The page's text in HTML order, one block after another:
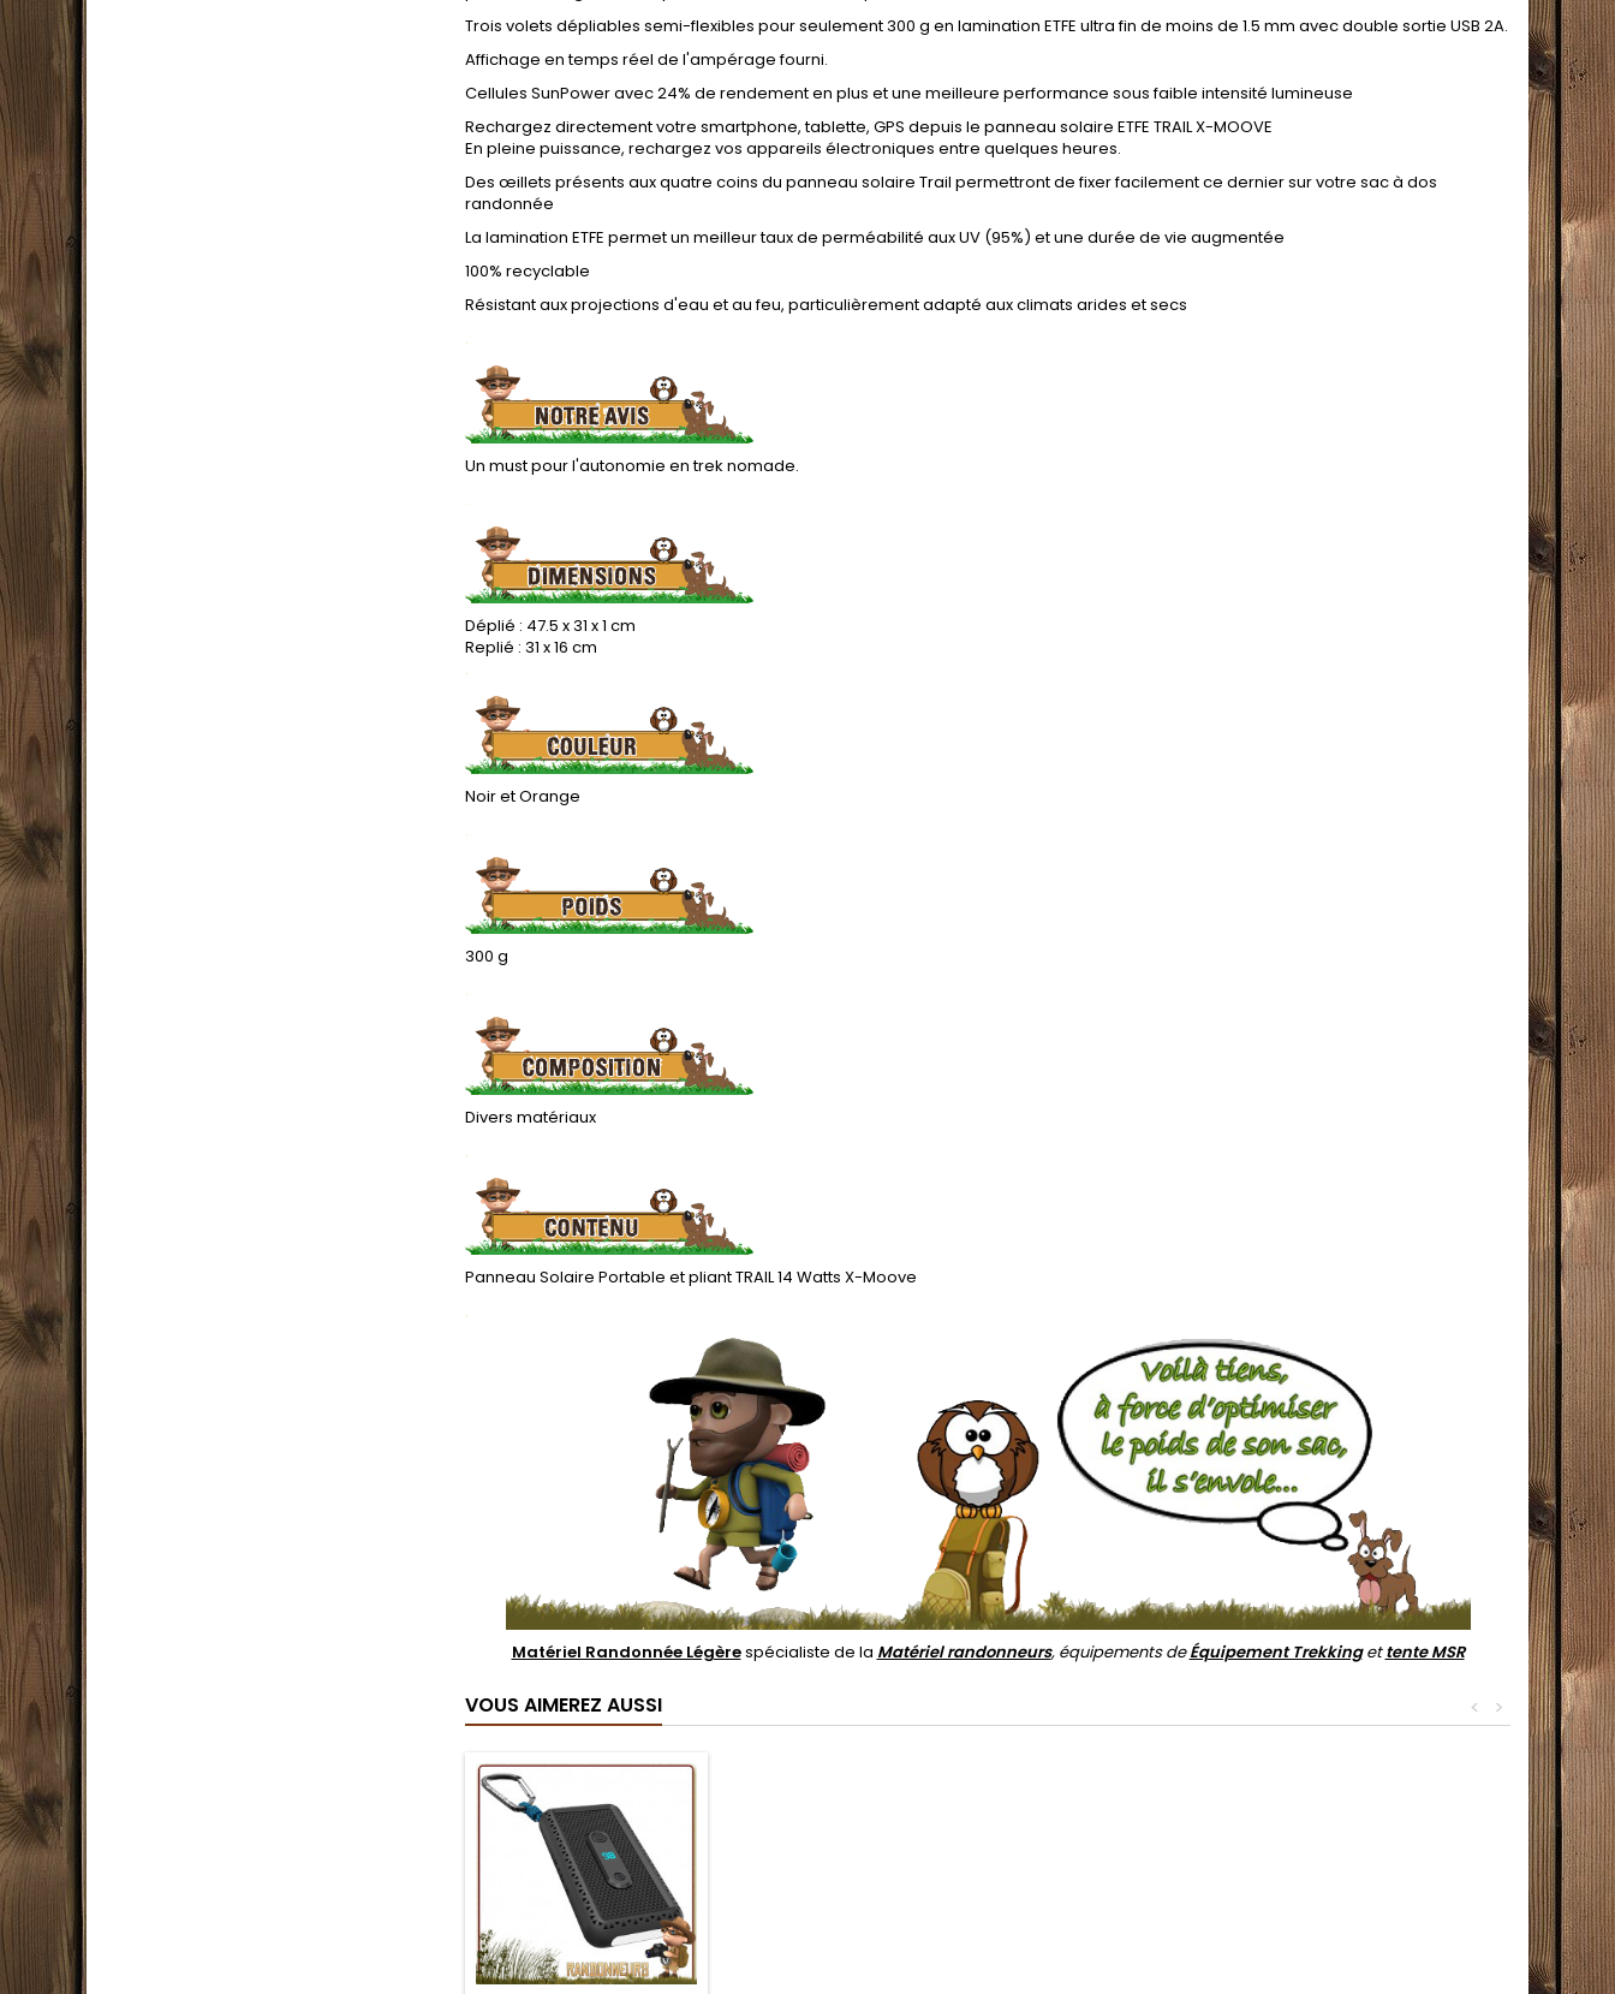
Trois volets dépliables semi-flexibles pour seulement 300 g en lamination ETFE ultra fin de moins de 1.5 mm avec double sortie USB 2A.
Affichage en temps réel de l'ampérage fourni.
Cellules SunPower avec 24% de rendement en plus et une meilleure performance sous faible intensité lumineuse
Rechargez directement votre smartphone, tablette, GPS depuis le panneau solaire ETFE TRAIL X-MOOVE
En pleine puissance, rechargez vos appareils électroniques entre quelques heures.
Des œillets présents aux quatre coins du panneau solaire Trail permettront de fixer facilement ce dernier sur votre sac à dos
randonnée
La lamination ETFE permet un meilleur taux de perméabilité aux UV (95%) et une durée de vie augmentée
100% recyclable
Résistant aux projections d'eau et au feu, particulièrement adapté aux climats arides et secs
.
Un must pour l'autonomie en trek nomade.
.
Déplié : 47.5 x 31 x 1 cm
Replié : 31 x 16 cm
.
Noir et Orange
.
300 g
.
Divers matériaux
.
Panneau Solaire Portable et pliant TRAIL 14 Watts X-Moove
.
Matériel Randonnée Légèrespécialiste de la Matériel randonneurs, équipements deÉquipement Trekkingettente MSR
VOUS AIMEREZ AUSSI >
<